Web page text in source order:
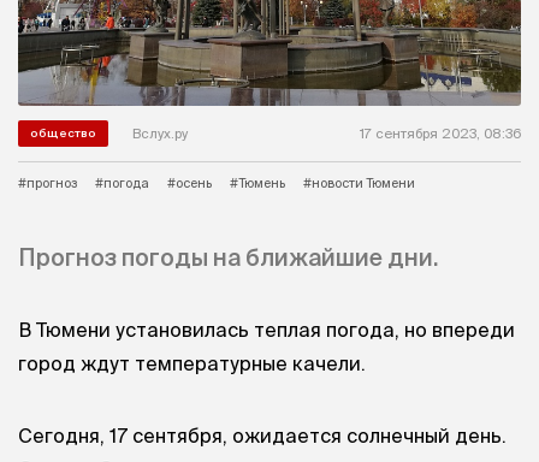
общество Вслух.ру 17 сентября 2023, 08:36
#прогноз #погода #осень #Тюмень #новости Тюмени
Прогноз погоды на ближайшие дни.
В Тюмени установилась теплая погода, но впереди
город ждут температурные качели.
Сегодня, 17 сентября, ожидается солнечный день.